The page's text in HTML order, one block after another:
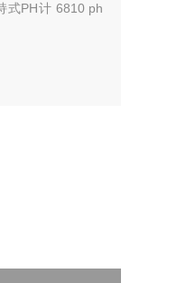
式PH计 6810 ph